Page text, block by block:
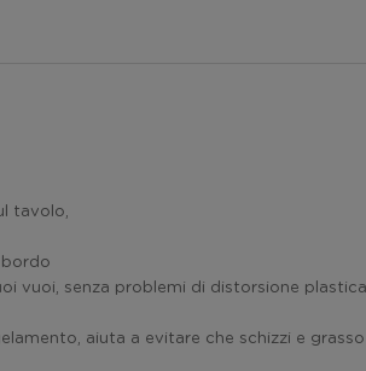
tavolo,
vuoi, senza problemi di distorsione
aiuta a evitare che schizzi e grasso